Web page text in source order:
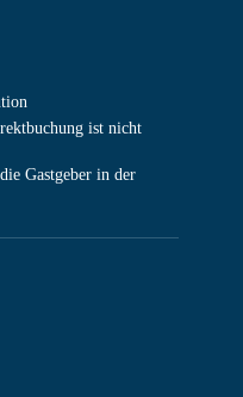
ist nicht
Gastgeber in der